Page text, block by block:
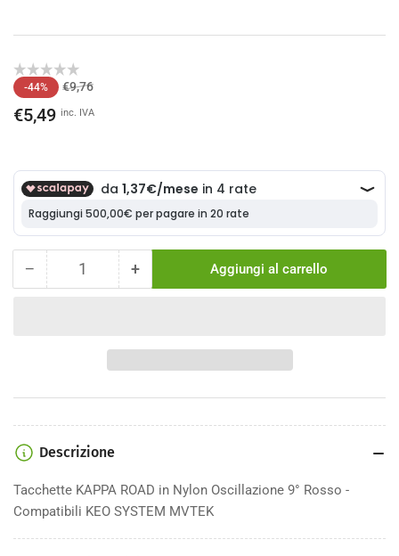
Prezzo
di
listino
-44% €9,76Prezzo
€5,49 inc. IVA
− Diminuisci
Nylon
Oscillazione
9°
Rosso
Quantità +Aumenta
Tacchette
KAPPA
Nylon
Rosso
Aggiungi al carrello
Descrizione
Tacchette KAPPA ROAD in Nylon Oscillazione 9° Rosso -
Compatibili KEO SYSTEM MVTEK